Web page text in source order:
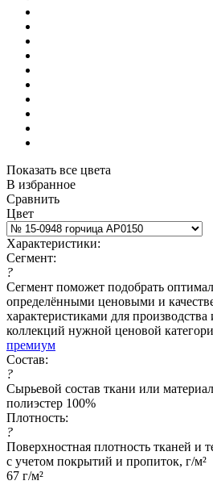
Показать все цвета
В избранное
Сравнить
Цвет
Характеристики:
Сегмент:
?
Сегмент поможет подобрать
определёнными ценовыми и
характеристиками для
коллекций нужной ценовой
премиум
Состав:
?
Сырьевой состав ткани или
полиэстер 100%
Плотность:
?
Поверхностная плотность тканей и
с учетом покрытий и пропиток, г/м²
67 г/м²